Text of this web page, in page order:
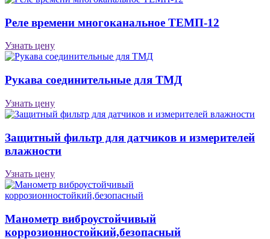
Реле времени многоканальное ТЕМП-12
Узнать цену
Рукава соединительные для ТМД
Узнать цену
Защитный фильтр для датчиков и измерителей
влажности
Узнать цену
Манометр виброустойчивый
коррозионностойкий,безопасный